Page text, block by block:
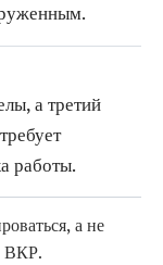
а третий
работы.
а не
ВКР.